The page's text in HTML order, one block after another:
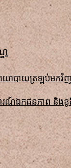
ឌ
ោបាយត្រឡប់មកវិញ
ណ៍ឯកជនភាព និងខូ